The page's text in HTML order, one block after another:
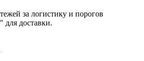
за логистику и порогов
для доставки.